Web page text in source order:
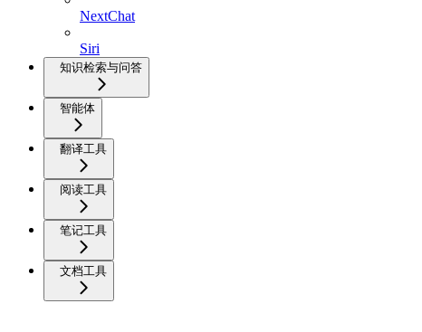
NextChat
Siri
知识检索与问答
智能体
翻译工具
阅读工具
笔记工具
文档工具